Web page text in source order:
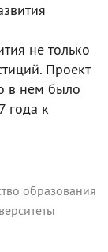
не только
Проект
в нем было
года к
образования